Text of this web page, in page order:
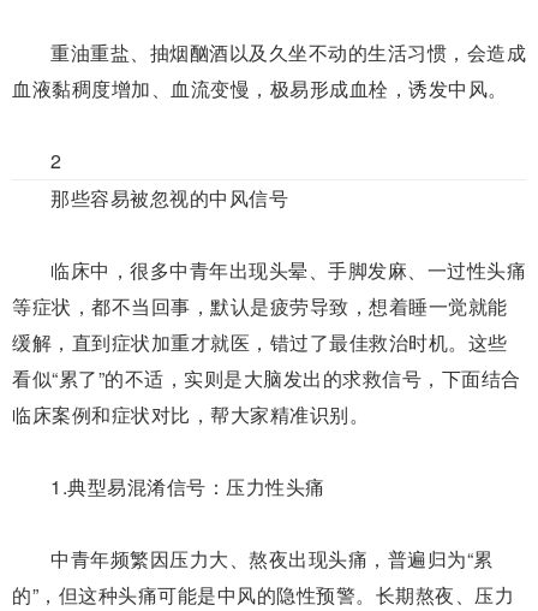
重油重盐、抽烟酗酒以及久坐不动的生活习惯，会造成
血液黏稠度增加、血流变慢，极易形成血栓，诱发中风。
2
那些容易被忽视的中风信号
临床中，很多中青年出现头晕、手脚发麻、一过性头痛
等症状，都不当回事，默认是疲劳导致，想着睡一觉就能
缓解，直到症状加重才就医，错过了最佳救治时机。这些
看似“累了”的不适，实则是大脑发出的求救信号，下面结合
临床案例和症状对比，帮大家精准识别。
1.典型易混淆信号：压力性头痛
中青年频繁因压力大、熬夜出现头痛，普遍归为“累
的”，但这种头痛可能是中风的隐性预警。长期熬夜、压力